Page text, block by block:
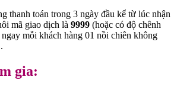
thanh toán trong 3 ngày đầu kể từ lúc nhận
mã giao dịch là 9999 (hoặc có độ chênh
ngay mỗi khách hàng 01 nồi chiên không
gia: